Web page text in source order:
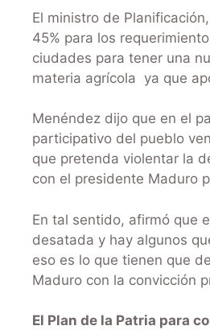
El ministro de
45% para los
ciudades para tener una
materia agrícola ya que
Menéndez dijo que en el
participativo del pueblo
que pretenda violentar la
con el presidente Maduro
En tal sentido, afirmó que
desatada y hay algunos
eso es lo que tienen que
Maduro con la convicción
El Plan de la Patria para